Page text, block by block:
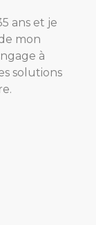
ans et je
mon
à
solutions